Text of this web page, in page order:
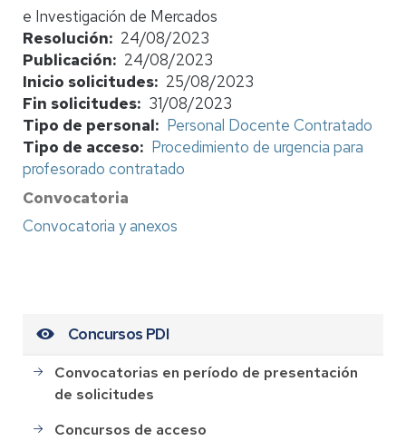
e Investigación de Mercados
Resolución
24/08/2023
Publicación
24/08/2023
Inicio solicitudes
25/08/2023
Fin solicitudes
31/08/2023
Tipo de personal
Personal Docente Contratado
Tipo de acceso
Procedimiento de urgencia para
profesorado contratado
Convocatoria
Convocatoria y anexos
Concursos PDI
Convocatorias en período de presentación
de solicitudes
Concursos de acceso